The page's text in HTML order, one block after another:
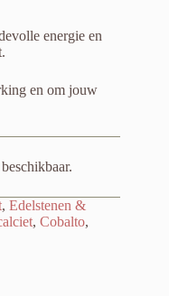
energie en
en om jouw
, Edelstenen &
, Cobalto,